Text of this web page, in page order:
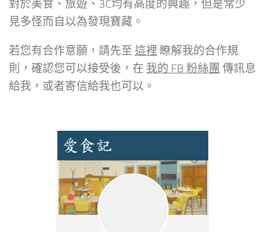
對於美食、旅遊、3C均有高度的興趣，但是常少
見多怪而自以為發現寶藏。
若您有合作意願，請先至 這裡 瞭解我的合作規
則，確認您可以接受後，在 我的 FB 粉絲團 傳訊息
給我，或者寄信給我也可以。